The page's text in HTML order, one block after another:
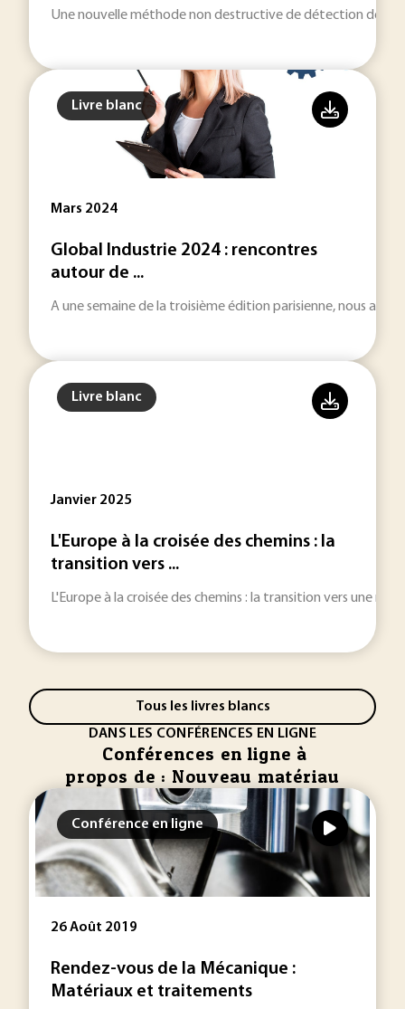
Une nouvelle méthode non destructive de détection de
Livre blanc
Mars 2024
Global Industrie 2024 : rencontres
autour de ...
A une semaine de la troisième édition parisienne, nous
Livre blanc
Janvier 2025
L'Europe à la croisée des chemins : la
transition vers ...
L'Europe à la croisée des chemins : la transition vers une
Tous les livres blancs
DANS LES CONFÉRENCES EN LIGNE
Conférences en ligne à
propos de : Nouveau matériau
Conférence en ligne
26 Août 2019
Rendez-vous de la Mécanique :
Matériaux et traitements